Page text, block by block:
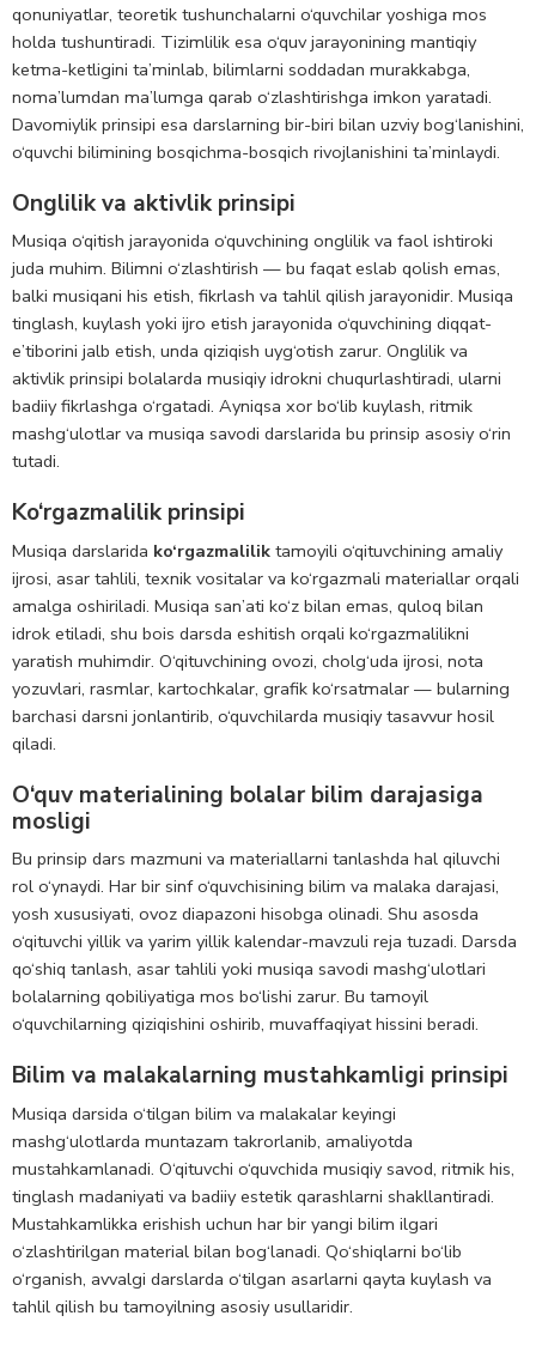
qonuniyatlar, teoretik tushunchalarni o‘quvchilar yoshiga mos
holda tushuntiradi. Tizimlilik esa o‘quv jarayonining mantiqiy
ketma-ketligini ta’minlab, bilimlarni soddadan murakkabga,
noma’lumdan ma’lumga qarab o‘zlashtirishga imkon yaratadi.
Davomiylik prinsipi esa darslarning bir-biri bilan uzviy bog‘lanishini,
o‘quvchi bilimining bosqichma-bosqich rivojlanishini ta’minlaydi.
Onglilik va aktivlik prinsipi
Musiqa o‘qitish jarayonida o‘quvchining onglilik va faol ishtiroki
juda muhim. Bilimni o‘zlashtirish — bu faqat eslab qolish emas,
balki musiqani his etish, fikrlash va tahlil qilish jarayonidir. Musiqa
tinglash, kuylash yoki ijro etish jarayonida o‘quvchining diqqat-
e’tiborini jalb etish, unda qiziqish uyg‘otish zarur. Onglilik va
aktivlik prinsipi bolalarda musiqiy idrokni chuqurlashtiradi, ularni
badiiy fikrlashga o‘rgatadi. Ayniqsa xor bo‘lib kuylash, ritmik
mashg‘ulotlar va musiqa savodi darslarida bu prinsip asosiy o‘rin
tutadi.
Ko‘rgazmalilik prinsipi
Musiqa darslarida ko‘rgazmalilik tamoyili o‘qituvchining amaliy
ijrosi, asar tahlili, texnik vositalar va ko‘rgazmali materiallar orqali
amalga oshiriladi. Musiqa san’ati ko‘z bilan emas, quloq bilan
idrok etiladi, shu bois darsda eshitish orqali ko‘rgazmalilikni
yaratish muhimdir. O‘qituvchining ovozi, cholg‘uda ijrosi, nota
yozuvlari, rasmlar, kartochkalar, grafik ko‘rsatmalar — bularning
barchasi darsni jonlantirib, o‘quvchilarda musiqiy tasavvur hosil
qiladi.
O‘quv materialining bolalar bilim darajasiga
mosligi
Bu prinsip dars mazmuni va materiallarni tanlashda hal qiluvchi
rol o‘ynaydi. Har bir sinf o‘quvchisining bilim va malaka darajasi,
yosh xususiyati, ovoz diapazoni hisobga olinadi. Shu asosda
o‘qituvchi yillik va yarim yillik kalendar-mavzuli reja tuzadi. Darsda
qo‘shiq tanlash, asar tahlili yoki musiqa savodi mashg‘ulotlari
bolalarning qobiliyatiga mos bo‘lishi zarur. Bu tamoyil
o‘quvchilarning qiziqishini oshirib, muvaffaqiyat hissini beradi.
Bilim va malakalarning mustahkamligi prinsipi
Musiqa darsida o‘tilgan bilim va malakalar keyingi
mashg‘ulotlarda muntazam takrorlanib, amaliyotda
mustahkamlanadi. O‘qituvchi o‘quvchida musiqiy savod, ritmik his,
tinglash madaniyati va badiiy estetik qarashlarni shakllantiradi.
Mustahkamlikka erishish uchun har bir yangi bilim ilgari
o‘zlashtirilgan material bilan bog‘lanadi. Qo‘shiqlarni bo‘lib
o‘rganish, avvalgi darslarda o‘tilgan asarlarni qayta kuylash va
tahlil qilish bu tamoyilning asosiy usullaridir.